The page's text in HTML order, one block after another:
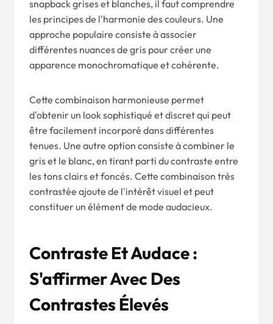
snapback grises et blanches, il faut comprendre
les principes de l'harmonie des couleurs. Une
approche populaire consiste à associer
différentes nuances de gris pour créer une
apparence monochromatique et cohérente.
Cette combinaison harmonieuse permet
d'obtenir un look sophistiqué et discret qui peut
être facilement incorporé dans différentes
tenues. Une autre option consiste à combiner le
gris et le blanc, en tirant parti du contraste entre
les tons clairs et foncés. Cette combinaison très
contrastée ajoute de l'intérêt visuel et peut
constituer un élément de mode audacieux.
Contraste Et Audace :
S'affirmer Avec Des
Contrastes Élevés